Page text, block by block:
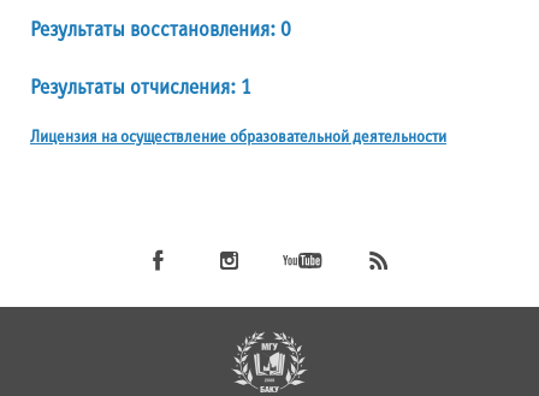
Результаты восстановления: 0
Результаты отчисления: 1
Лицензия на осуществление образовательной деятельности